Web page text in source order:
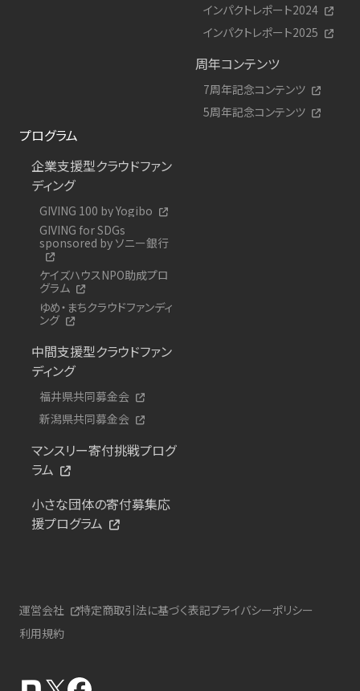
インパクトレポート2024
インパクトレポート2025
周年コンテンツ
7周年記念コンテンツ
5周年記念コンテンツ
プログラム
企業支援型クラウドファン
ディング
GIVING 100 by Yogibo
GIVING for SDGs
sponsored by ソニー銀行
ケイズハウスNPO助成プロ
グラム
ゆめ・まちクラウドファンディ
ング
中間支援型クラウドファン
ディング
福井県共同募金会
新潟県共同募金会
マンスリー寄付挑戦プログ
ラム
小さな団体の寄付募集応
援プログラム
運営会社 特定商取引法に基づく表記プライバシーポリシー
利用規約